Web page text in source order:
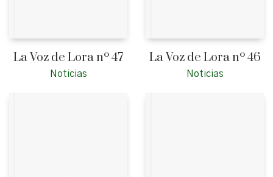
La Voz de Lora nº 47
Noticias
La Voz de Lora nº 46
Noticias